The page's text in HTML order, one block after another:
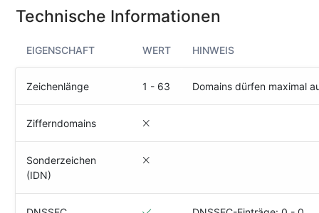
Domain
SECURITY
Responsible
Disclosure
RESSOURCEN
creoline.com
Kundencenter
Technische Informationen
EIGENSCHAFT WERT HINWEIS
Zeichenlänge 1 - 63 Domains dürfen maximal
Zifferndomains
Sonderzeichen
(IDN)